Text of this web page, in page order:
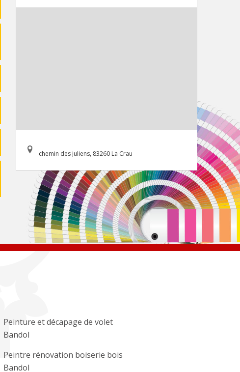
chemin des juliens, 83260 La Crau
Peinture et décapage de volet
Bandol
Peintre rénovation boiserie bois
Bandol